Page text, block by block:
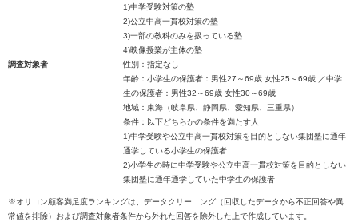
1)中学受験対策の塾
2)公立中高一貫校対策の塾
3)一部の教科のみを扱っている塾
4)映像授業が主体の塾
調査対象者
性別：指定なし
年齢：小学生の保護者：男性27～69歳 女性25～69歳 ／中学
生の保護者：男性32～69歳 女性30～69歳
地域：東海（岐阜県、静岡県、愛知県、三重県）
条件：以下どちらかの条件を満たす人
1)中学受験や公立中高一貫校対策を目的としない集団塾に通年
通学している小学生の保護者
2)小学生の時に中学受験や公立中高一貫校対策を目的としない
集団塾に通年通学していた中学生の保護者
※オリコン顧客満足度ランキングは、データクリーニング（回収したデータから不正回答や異
常値を排除）および調査対象者条件から外れた回答を除外した上で作成しています。